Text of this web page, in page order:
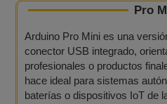
Pro
Arduino Pro Mini es una
conector USB integrado,
profesionales o productos
hace ideal para sistemas
baterías o dispositivos IoT de